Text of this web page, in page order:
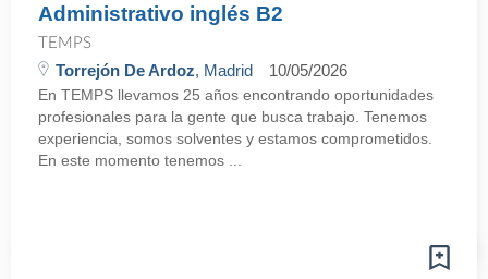
Administrativo inglés B2
TEMPS
Torrejón De Ardoz, Madrid 10/05/2026
En TEMPS llevamos 25 años encontrando oportunidades
profesionales para la gente que busca trabajo. Tenemos
experiencia, somos solventes y estamos comprometidos.
En este momento tenemos ...